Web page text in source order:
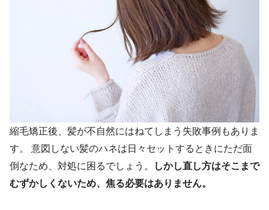
縮毛矯正後、髪が不自然にはねてしまう失敗事例もありま
す。 意図しない髪のハネは日々セットするときにただ面
倒なため、対処に困るでしょう。
しかし直し方はそこまで
むずかしくないため、焦る必要はありません。